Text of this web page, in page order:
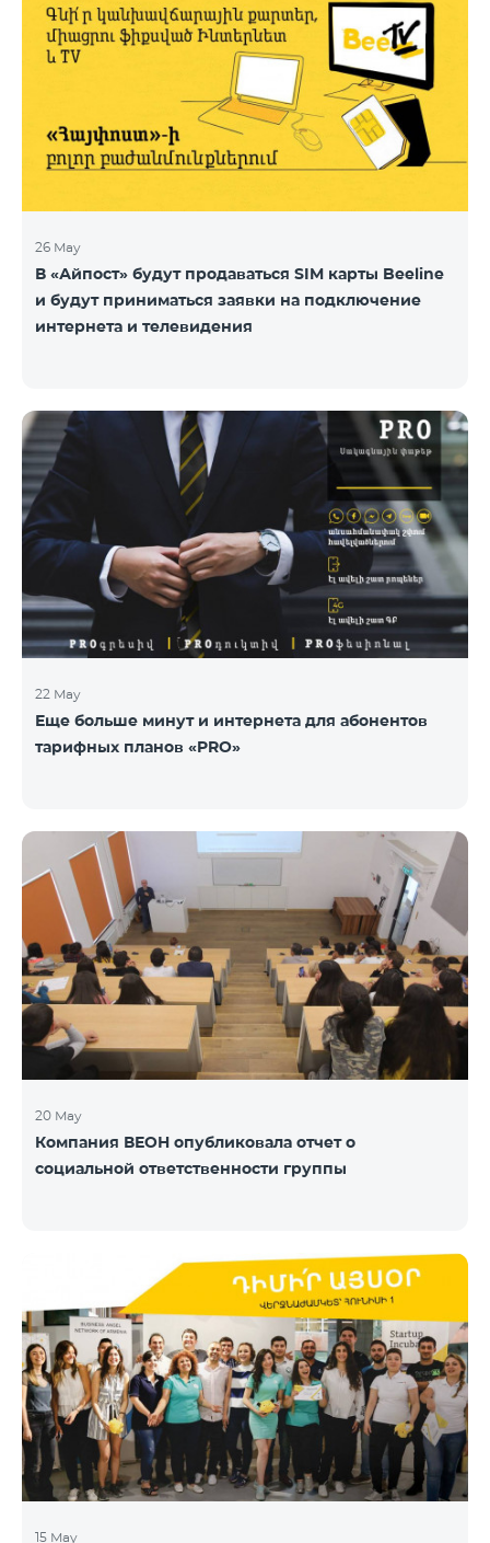
26 May
В «Айпост» будут продаваться SIM карты Beeline
и будут приниматься заявки на подключение
интернета и телевидения
22 May
Еще больше минут и интернета для абонентов
тарифных планов «PRO»
20 May
Компания ВЕОН опубликовала отчет о
социальной ответственности группы
15 May